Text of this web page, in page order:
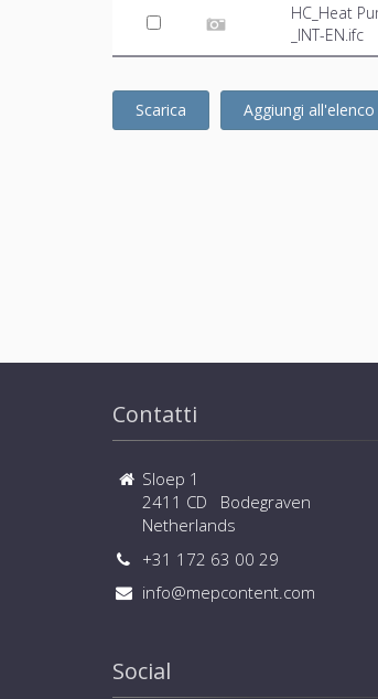
HC_Heat
_INT-EN.ifc
Scarica Aggiungi
Contatti
Sloep 1
2411 CD Bodegraven
Netherlands
+31 172 63 00 29
info@mepcontent.com
Social